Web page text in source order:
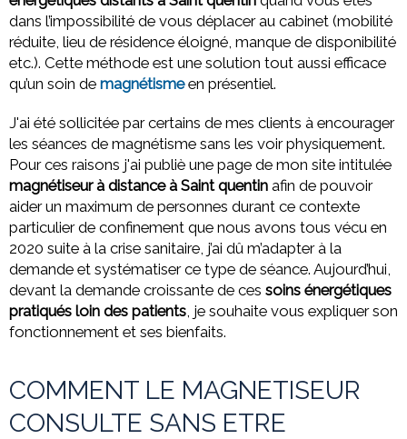
dans l’impossibilité de vous déplacer au cabinet (mobilité
réduite, lieu de résidence éloigné, manque de disponibilité
etc.). Cette méthode est une solution tout aussi efficace
qu’un soin de magnétismeen présentiel.
J'ai été sollicitée par certains de mes clients à encourager
les séances de magnétisme sans les voir physiquement.
Pour ces raisons j'ai publiè une page de mon site intitulée
magnétiseur à distance à Saint quentin afin de pouvoir
aider un maximum de personnes durant ce contexte
particulier de confinement que nous avons tous vécu en
2020 suite à la crise sanitaire, j’ai dû m’adapter à la
demande et systématiser ce type de séance. Aujourd’hui,
devant la demande croissante de ces soins énergétiques
pratiqués loin des patients, je souhaite vous expliquer son
fonctionnement et ses bienfaits.
COMMENT LE MAGNETISEUR
CONSULTE SANS ETRE